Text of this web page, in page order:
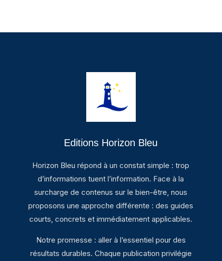
Editions Horizon Bleu
Horizon Bleu répond à un constat simple : trop
d’informations tuent l’information. Face à la
surcharge de contenus sur le bien-être, nous
proposons une approche différente : des guides
courts, concrets et immédiatement applicables.
Notre promesse : aller à l’essentiel pour des
résultats durables. Chaque publication privilégie